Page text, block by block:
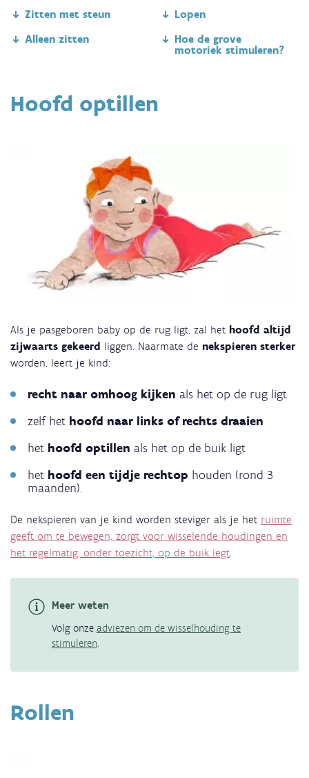
Zitten met steun
Alleen zitten
Lopen
Hoe de grove
motoriek stimuleren?
Hoofd optillen
Als je pasgeboren baby op de rug ligt, zal het hoofd altijd
zijwaarts gekeerd liggen. Naarmate de nekspieren sterker
worden, leert je kind:
recht naar omhoog kijken als het op de rug ligt
zelf het hoofd naar links of rechts draaien
het hoofd optillen als het op de buik ligt
het hoofd een tijdje rechtop houden (rond 3
maanden).
De nekspieren van je kind worden steviger als je het ruimte
geeft om te bewegen, zorgt voor wisselende houdingen en
het regelmatig, onder toezicht, op de buik legt
Meer weten
Volg onze adviezen om de wisselhouding te
stimuleren
Rollen